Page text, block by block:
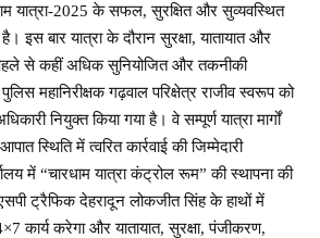
यात्रा-2025 के सफल, सुरक्षित और सुव्यवस्थित
बार यात्रा के दौरान सुरक्षा, यातायात और
से कहीं अधिक सुनियोजित और तकनीकी
महानिरीक्षक गढ़वाल परिक्षेत्र राजीव स्वरूप को
नियुक्त किया गया है। वे सम्पूर्ण यात्रा मार्गों
स्थिति में त्वरित कार्रवाई की जिम्मेदारी
में “चारधाम यात्रा कंट्रोल रूम” की स्थापना की
ट्रैफिक देहरादून लोकजीत सिंह के हाथों में
कार्य करेगा और यातायात, सुरक्षा, पंजीकरण,